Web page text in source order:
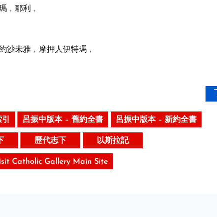
﹐耶利﹐
沙未雅﹐摩押人伊特瑪﹐
呂振中版本 – 舊約全書 呂振中版本 – 新約全書
歷代志下 以斯拉記
Catholic Gallery Main Site